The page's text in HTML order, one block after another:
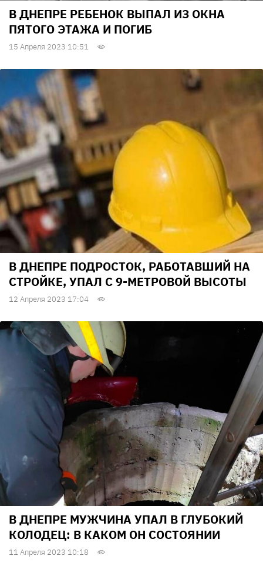
В ДНЕПРЕ РЕБЕНОК ВЫПАЛ ИЗ ОКНА
ПЯТОГО ЭТАЖА И ПОГИБ
15 Апреля 2023 10:51
В ДНЕПРЕ ПОДРОСТОК, РАБОТАВШИЙ НА
СТРОЙКЕ, УПАЛ С 9-МЕТРОВОЙ ВЫСОТЫ
12 Апреля 2023 17:04
В ДНЕПРЕ МУЖЧИНА УПАЛ В ГЛУБОКИЙ
КОЛОДЕЦ: В КАКОМ ОН СОСТОЯНИИ
11 Апреля 2023 10:18